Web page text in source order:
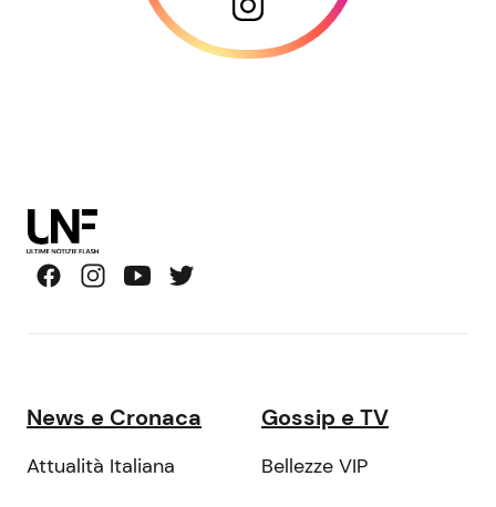
News e Cronaca
Attualità Italiana
Gossip e TV
Bellezze VIP